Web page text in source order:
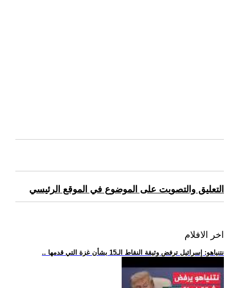
التعليق والتصويت على الموضوع في الموقع الرئيسي
اخر الافلام
.. نتنياهو: إسرائيل ترفض وثيقة النقاط الـ15 بشأن غزة التي قدمها